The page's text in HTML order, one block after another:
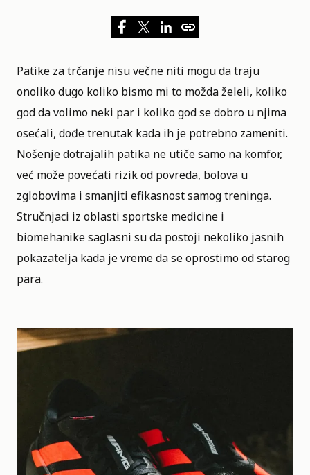
Patike zatrčanje nisu večne niti mogu da traju
onoliko dugo koliko bismo mi to možda želeli, koliko
god da volimo neki par i koliko god se dobro u njima
osećali, dođe trenutak kada ih je potrebno zameniti.
Nošenje dotrajalih patika ne utiče samo na komfor,
već može povećati rizik od povreda, bolova u
zglobovima i smanjiti efikasnost samog treninga.
Stručnjaci iz oblasti sportske medicine i
biomehanike saglasni su da postoji nekoliko jasnih
pokazatelja kada je vreme da se oprostimo od starog
para.